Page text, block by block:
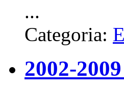
...
Categoria:
2002-